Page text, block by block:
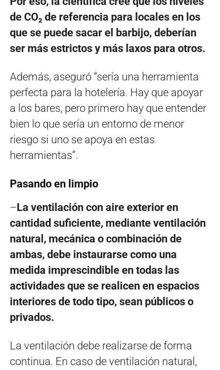
de CO₂ de referencia para locales en los
que se puede sacar el barbijo, deberían
ser más estrictos y más laxos para otros.
Además, aseguró “sería una herramienta
perfecta para la hotelería. Hay que apoyar
a los bares, pero primero hay que entender
bien lo que sería un entorno de menor
riesgo si uno se apoya en estas
herramientas”.
Pasando en limpio
–La ventilación con aire exterior en
cantidad suficiente, mediante ventilación
natural, mecánica o combinación de
ambas, debe instaurarse como una
medida imprescindible en todas las
actividades que se realicen en espacios
interiores de todo tipo, sean públicos o
privados.
La ventilación debe realizarse de forma
continua. En caso de ventilación natural,